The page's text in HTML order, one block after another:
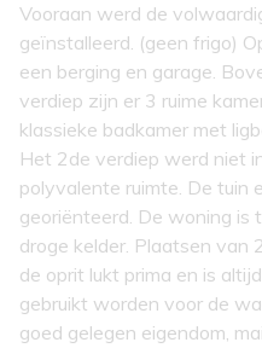
Vooraan werd de
geïnstalleerd. (geen frigo)
een berging en garage.
verdiep zijn er 3 ruime
klassieke badkamer met
Het 2de verdiep werd niet
polyvalente ruimte. De tuin
georiënteerd. De woning is
droge kelder. Plaatsen van
de oprit lukt prima en is
gebruikt worden voor de
goed gelegen eigendom,